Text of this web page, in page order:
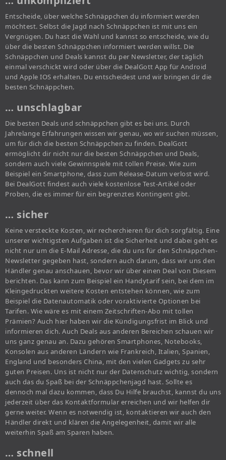
Entscheide, über welche Schnäppchen du informiert werden
möchtest. Selbst die Jagd nach Schnäppchen ist mit uns ein
Vergnügen. Du hast die Wahl und kannst so entscheide, wie du
über die besten Schnäppchen informiert werden willst. Die
Schnäppchen und Deals kannst du per Newsletter, der täglich
einmal verschickt wird oder über die DealGott App für Android
und Apple IOS erhalten. Du entscheidest und wir bringen dir die
besten Schnäppchen.
… unschlagbar
Die besten Deals und schnäppchen gibt es bei uns. Durch
Jahrelange Erfahrungen wissen wir genau, wo wir suchen müssen,
um für dich die besten Schnäppchen zu finden. DealGott
ermöglicht dir nicht nur die besten Schnäppchen und Deals,
sondern auch viele Gewinnspiele mit tollen Preise. Wie zum
Beispiel ein Smartphone, dass zum Release-Datum verlost wird.
Bei DealGott findest auch viele kostenlose Test-Artikel oder
Proben, die es immer für ein begrenztes Kontingent gibt.
… sicher
Keine versteckte Kosten, wir recherchieren für dich sorgfältig. Eine
unserer wichtigsten Aufgaben ist die Sicherheit und dabei geht es
nicht nur um die E-Mail Adresse, die du uns für den Schnäppchen-
Newsletter gegeben hast, sondern auch darum, dass wir uns den
Händler genau anschauen, bevor wir über einen Deal von Diesem
berichten. Das kann zum Beispiel ein Handytarif sein, bei dem im
Kleingedruckten weitere Kosten entstehen können, wie zum
Beispiel die Datenautomatik oder voraktivierte Optionen bei
Tarifen. Wie wäre es mit einem Zeitschriften-Abo mit tollen
Prämien? Auch hier haben wir die Kündigungsfrist im Blick und
informieren dich. Auch Deals aus anderen Bereichen schauen wir
uns ganz genau an. Dazu gehören Smartphones, Notebooks,
Konsolen aus anderen Ländern wie Frankreich, Italien, Spanien,
England und besonders China, mit den vielen Gadgets zu sehr
guten Preisen. Uns ist nicht nur der Datenschutz wichtig, sondern
auch das du Spaß bei der Schnäppchenjagd hast. Sollte es
dennoch mal dazu kommen, dass Du Hilfe brauchst, kannst du uns
jederzeit über das Kontaktformular erreichen und wir helfen dir
gerne weiter. Wenn es notwendig ist, kontaktieren wir auch den
Händler direkt und klären die Angelegenheit, damit wir alle
weiterhin Spaß am Sparen haben.
… schnell